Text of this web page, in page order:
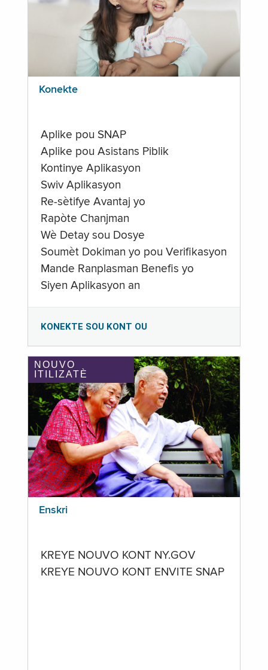
Konekte
Aplike pou SNAP
Aplike pou Asistans Piblik
Kontinye Aplikasyon
Swiv Aplikasyon
Re-sètifye Avantaj yo
Rapòte Chanjman
Wè Detay sou Dosye
Soumèt Dokiman yo pou Verifikasyon
Mande Ranplasman Benefis yo
Siyen Aplikasyon an
KONEKTE SOU KONT OU
NOUVO
ITILIZATÈ
Enskri
KREYE NOUVO KONT NY.GOV
KREYE NOUVO KONT ENVITE SNAP